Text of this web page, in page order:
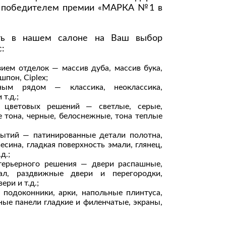
комнаты
жидкие гвозди,
Комоды
Тумбы
Тумбы под ТВ
Электроника и бытовая
Аудио и видеотехника
Бытовая техника
Все для геймеров
Игровые приставки
победителем премии «МАРКА №1 в
в нашем салоне на Ваш выбор
отделок — массив дуба, массив бука,
Ciplex;
рядом — классика, неоклассика,
т.д.;
цветовых решений — светлые, серые,
черные, белоснежные, тона теплые
— патинированные детали полотна,
гладкая поверхность эмали, глянец,
решения — двери распашные,
раздвижные двери и перегородки,
и т.д.;
арки, напольные плинтуса,
панели гладкие и филенчатые, экраны,